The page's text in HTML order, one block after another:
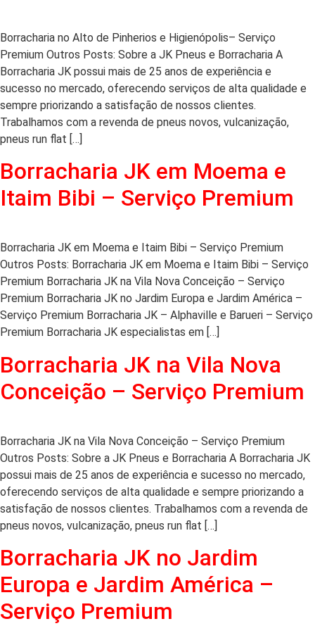
Borracharia no Alto de Pinherios e Higienópolis– Serviço
Premium Outros Posts: Sobre a JK Pneus e Borracharia A
Borracharia JK possui mais de 25 anos de experiência e
sucesso no mercado, oferecendo serviços de alta qualidade e
sempre priorizando a satisfação de nossos clientes.
Trabalhamos com a revenda de pneus novos, vulcanização,
pneus run flat […]
Borracharia JK em Moema e
Itaim Bibi – Serviço Premium
Borracharia JK em Moema e Itaim Bibi – Serviço Premium
Outros Posts: Borracharia JK em Moema e Itaim Bibi – Serviço
Premium Borracharia JK na Vila Nova Conceição – Serviço
Premium Borracharia JK no Jardim Europa e Jardim América –
Serviço Premium Borracharia JK – Alphaville e Barueri – Serviço
Premium Borracharia JK especialistas em […]
Borracharia JK na Vila Nova
Conceição – Serviço Premium
Borracharia JK na Vila Nova Conceição – Serviço Premium
Outros Posts: Sobre a JK Pneus e Borracharia A Borracharia JK
possui mais de 25 anos de experiência e sucesso no mercado,
oferecendo serviços de alta qualidade e sempre priorizando a
satisfação de nossos clientes. Trabalhamos com a revenda de
pneus novos, vulcanização, pneus run flat […]
Borracharia JK no Jardim
Europa e Jardim América –
Serviço Premium